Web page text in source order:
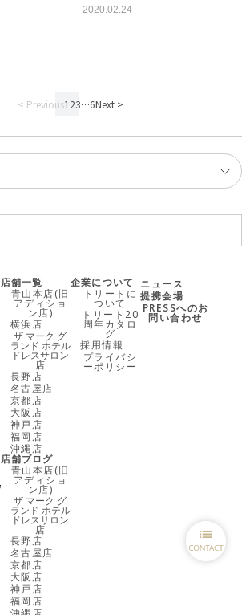
2020.02.24
< Previous1 23…6Next >
店舗一覧
青山本店(旧
アディショ
ン店)
横浜店
ザ マーク グ
ランド ホテル
ドレスサロン
店
長野店
名古屋店
京都店
大阪店
神戸店
福岡店
沖縄店
店舗ブログ
青山本店(旧
アディショ
ン店)
ザ マーク グ
ランド ホテル
ドレスサロン
店
長野店
名古屋店
京都店
大阪店
神戸店
福岡店
企業について
トリートに
ついて
トリート20
周年カタロ
グ
採用情報
プライバシ
ーポリシー
ニュース
提携会場
PRESSへのお
問い合わせ